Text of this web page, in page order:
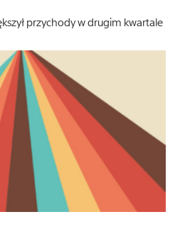
przychody w drugim kwartale